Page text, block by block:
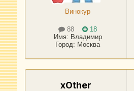
Винокур
88
18
Имя: Владимир
Город: Москва
xOther